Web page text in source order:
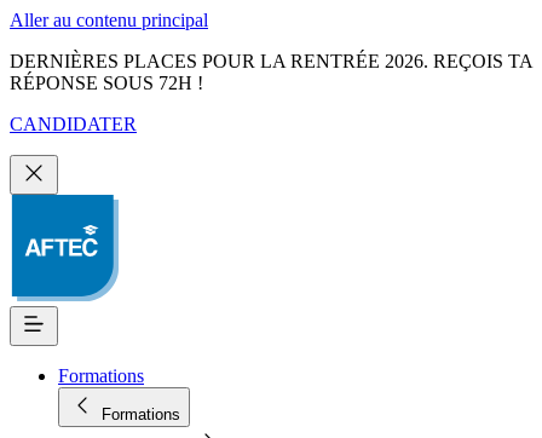
Aller au contenu principal
DERNIÈRES PLACES POUR LA RENTRÉE 2026. REÇOIS TA
RÉPONSE SOUS 72H !
CANDIDATER
Formations
Formations